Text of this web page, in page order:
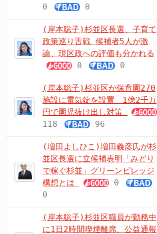
0
0
(岸本聡子)杉並区長選、子育て
政策巡り舌戦 候補者5人が激
論、現区政への評価も分かれる
0
0
(岸本聡子)杉並区が保育園270
施設に電気錠を設置 1億2千万
円で園児抜け出し対策
118
96
(増田よしひこ)増田義彦氏が杉
並区長選に立候補表明「みどり
で稼ぐ杉並」グリーンビレッジ
構想とは
0
0
(岸本聡子)杉並区職員が勤務中
に1日2時間喫煙離席、公益通報